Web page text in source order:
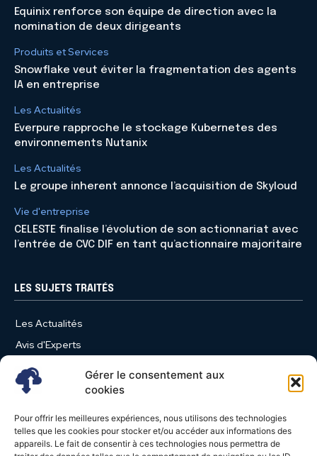
Gérer le consentement aux
cookies
Pour offrir les meilleures expériences, nous utilisons des technologies
telles que les cookies pour stocker et/ou accéder aux informations des
appareils. Le fait de consentir à ces technologies nous permettra de
Equinix renforce son équipe de direction avec la
nomination de deux dirigeants
Produits et Services
Snowflake veut éviter la fragmentation des agents
IA en entreprise
Les Actualités
Everpure rapproche le stockage Kubernetes des
environnements Nutanix
Les Actualités
Le groupe inherent annonce l’acquisition de Skyloud
Vie d'entreprise
CELESTE finalise l’évolution de son actionnariat avec
l’entrée de CVC DIF en tant qu’actionnaire majoritaire
LES SUJETS TRAITÉS
Les Actualités
Avis d'Experts
Produits et Services
Vie d'entreprise
Nominations
Études